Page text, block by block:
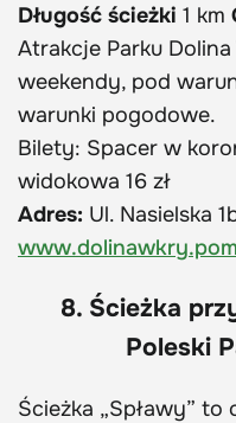
Długość ścieżki 1 km
Atrakcje Parku
weekendy, pod
warunki pogodowe.
Bilety: Spacer w
widokowa 16 zł
Adres: Ul. Nasielska
8. Ścieżka
Poleski
Ścieżka „Spławy” to